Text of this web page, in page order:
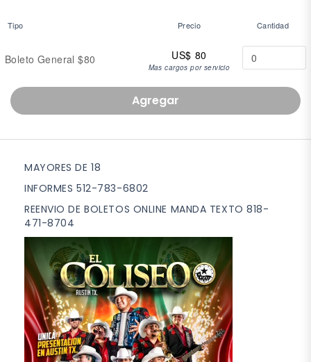
Tipo Precio Cantidad
Boleto General $80 US$ 80
Mas cargos por servicio
Agregar
MAYORES DE 18
INFORMES 512-783-6802
REENVIO DE BOLETOS ONLINE MANDA TEXTO 818-
471-8704